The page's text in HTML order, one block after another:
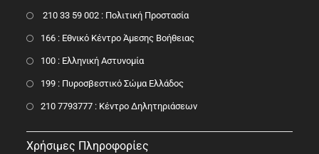
210 33 59 002 : Πολιτική Προστασία
166 : Εθνικό Κέντρο Άμεσης Βοήθειας
100 : Ελληνική Αστυνομία
199 : Πυροσβεστικό Σώμα Ελλάδος
210 7793777 : Kέντρο Δηλητηριάσεων
Χρήσιμες Πληροφορίες